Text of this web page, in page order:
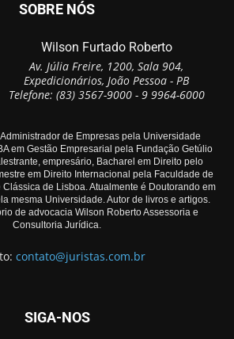
SOBRE NÓS
Wilson Furtado Roberto
Av. Júlia Freire, 1200, Sala 904,
Expedicionários, João Pessoa - PB
Telefone: (83) 3567-9000 - 9 9964-6000
de Empresas pela Universidade
em Gestão Empresarial pela Fundação Getúlio
empresário, Bacharel em Direito pelo
em Direito Internacional pela Faculdade de
de Lisboa. Atualmente é Doutorando em
mesma Universidade. Autor de livros e artigos.
de advocacia Wilson Roberto Assessoria e
Consultoria Jurídica.
contato@juristas.com.br
SIGA-NOS